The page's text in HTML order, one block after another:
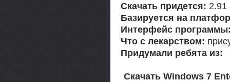
Скачать придется: 2.91
Базируется на
Интерфейс
Что с лекарством:
Придумали ребята из:
Скачать Windows 7